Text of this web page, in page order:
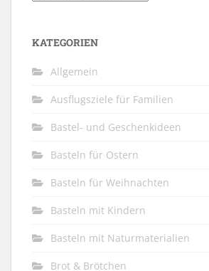
KATEGORIEN
Allgemein
Ausflugsziele für Familien
Bastel- und Geschenkideen
Basteln für Ostern
Basteln für Weihnachten
Basteln mit Kindern
Basteln mit Naturmaterialien
Brot & Brötchen